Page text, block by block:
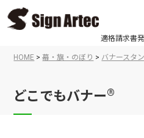
適格請求書
HOME >幕・旗・のぼり > バナースタ
どこでもバナー®